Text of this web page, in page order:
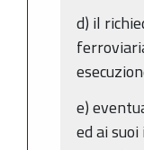
d) il
e)
ed ai